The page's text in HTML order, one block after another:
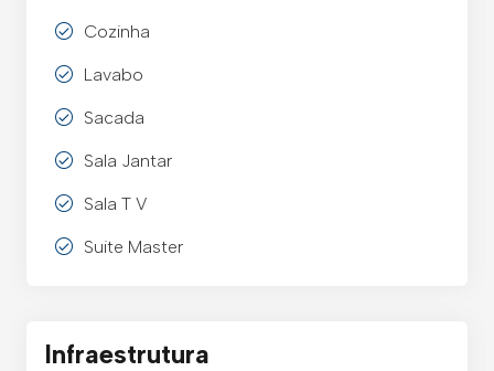
Cozinha
Lavabo
Sacada
Sala Jantar
Sala T V
Suite Master
Infraestrutura